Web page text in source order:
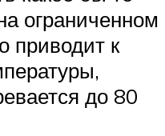
ограниченном
приводит к
до 80